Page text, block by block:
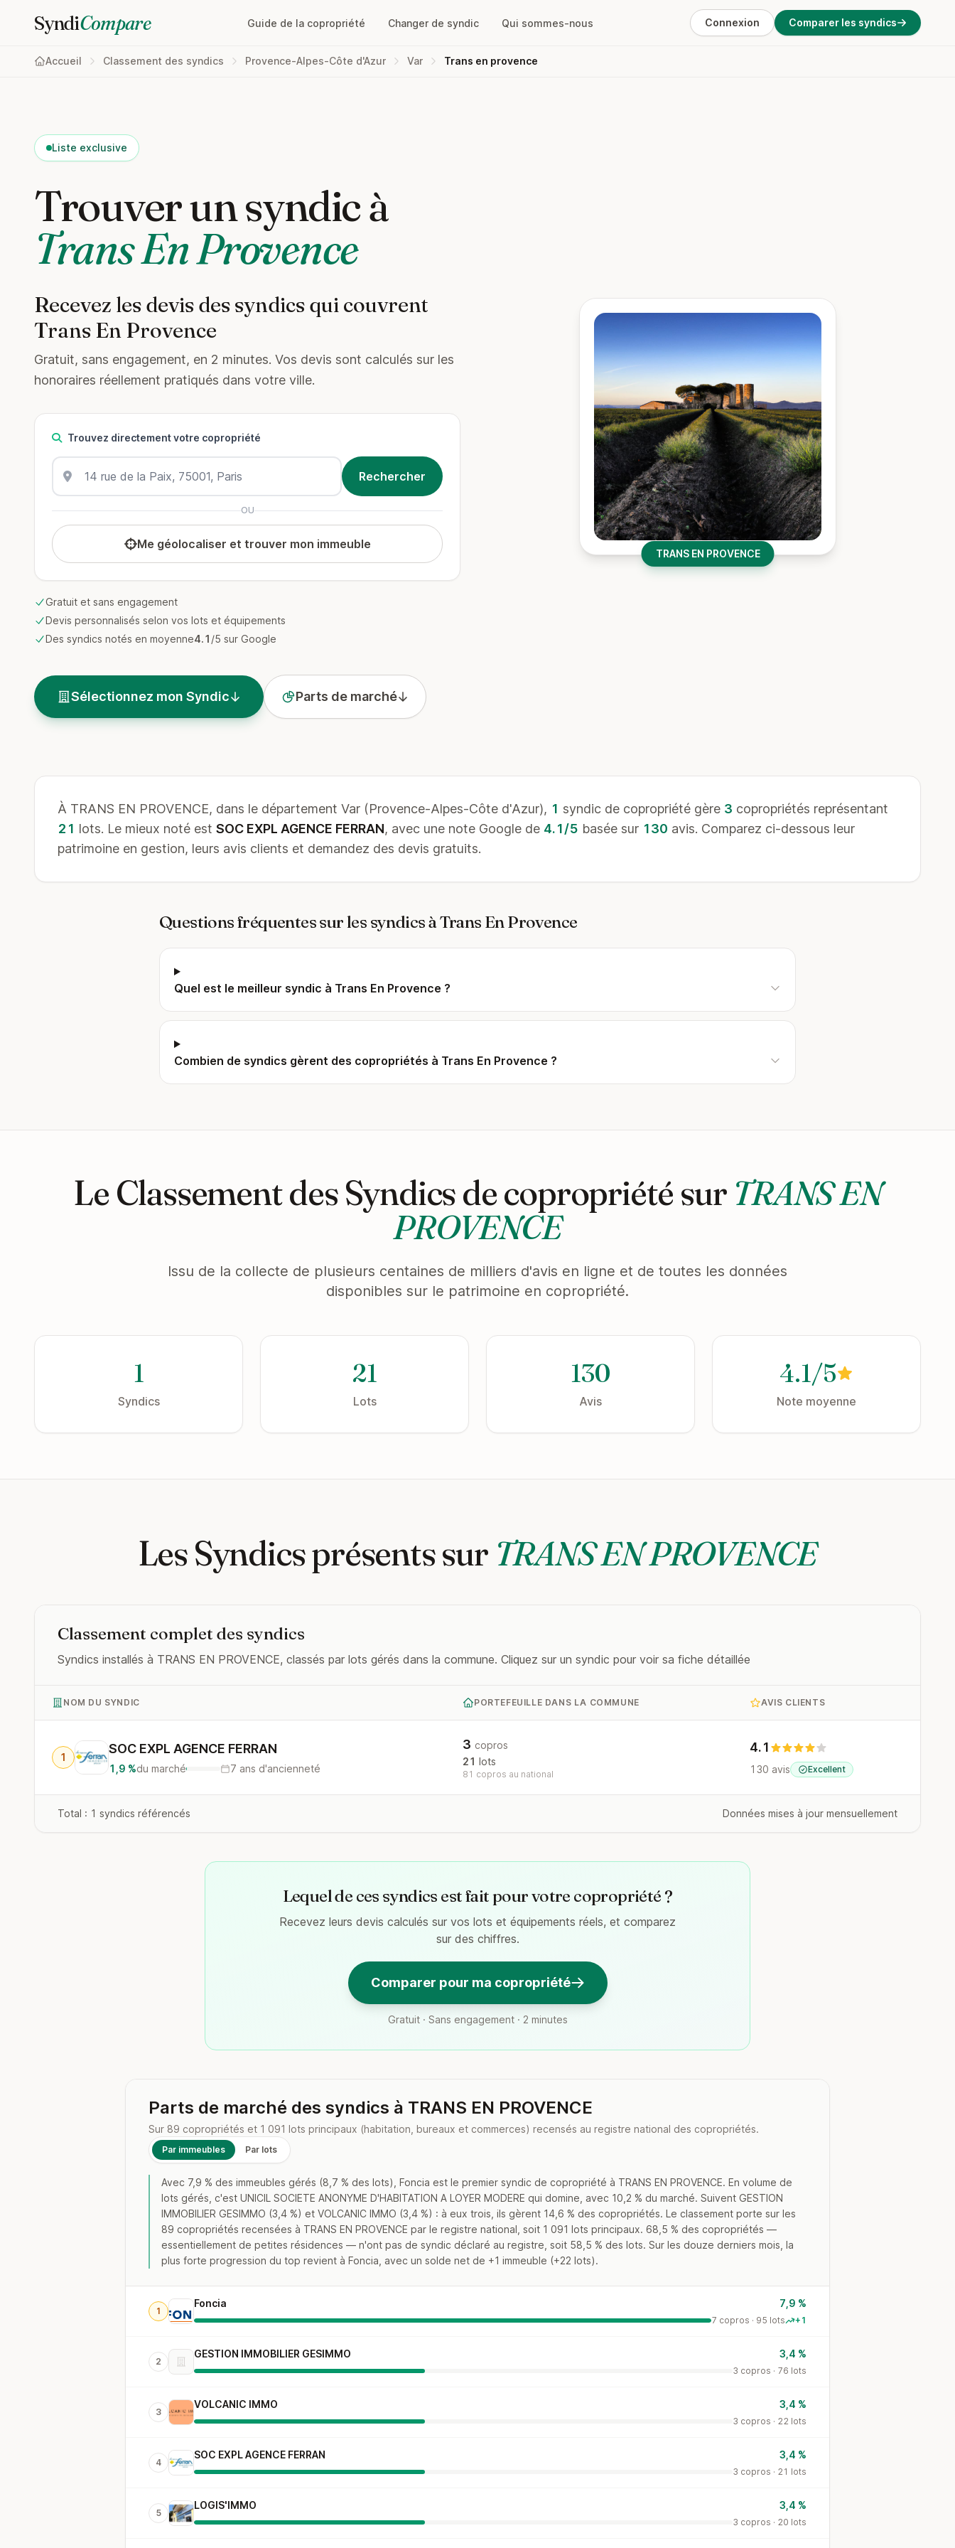
SyndiCompare Guide de la copropriété Changer de syndic Qui sommes-nous Connexion Comparer les syndics
Accueil Classement des syndics Provence-Alpes-Côte d'Azur Var Trans en provence
Liste exclusive
Trouver un syndic à
Trans En Provence
Recevez les devis des syndics qui couvrent
Trans En Provence
Gratuit, sans engagement, en 2 minutes. Vos devis sont calculés sur les
honoraires réellement pratiqués dans votre ville.
Trouvez directement votre copropriété
OU
Me géolocaliser et trouver mon immeuble
Gratuit et sans engagement
Devis personnalisés selon vos lots et équipements
Des syndics notés en moyenne4.1 /5 sur Google
Sélectionnez mon Syndic Parts de marché
TRANS EN PROVENCE
À TRANS EN PROVENCE, dans le département Var (Provence-Alpes-Côte d'Azur), 1 syndic de copropriété gère 3 copropriétés représentant
21 lots. Le mieux noté est SOC EXPL AGENCE FERRAN, avec une note Google de 4.1/5 basée sur 130 avis. Comparez ci-dessous leur
patrimoine en gestion, leurs avis clients et demandez des devis gratuits.
Questions fréquentes sur les syndics à Trans En Provence
Quel est le meilleur syndic à Trans En Provence ?
Combien de syndics gèrent des copropriétés à Trans En Provence ?
Le Classement des Syndics de copropriété sur TRANS EN
PROVENCE
Issu de la collecte de plusieurs centaines de milliers d'avis en ligne et de toutes les données
disponibles sur le patrimoine en copropriété.
1
Syndics
21
Lots
130
Avis
4.1/5
Note moyenne
Les Syndics présents sur TRANS EN PROVENCE
Classement complet des syndics
Syndics installés à TRANS EN PROVENCE, classés par lots gérés dans la commune. Cliquez sur un syndic pour voir sa fiche détaillée
NOM DU SYNDIC PORTEFEUILLE DANS LA COMMUNE AVIS CLIENTS
1
SOC EXPL AGENCE FERRAN
1,9 %du marché 7 ans d'ancienneté
3 copros
21 lots
81 copros au national
4.1
130 avis Excellent
Total : 1 syndics référencés Données mises à jour mensuellement
Lequel de ces syndics est fait pour votre copropriété ?
Recevez leurs devis calculés sur vos lots et équipements réels, et comparez
sur des chiffres.
Comparer pour ma copropriété
Gratuit · Sans engagement · 2 minutes
Parts de marché des syndics à TRANS EN PROVENCE
Sur 89 copropriétés et 1 091 lots principaux (habitation, bureaux et commerces) recensés au registre national des copropriétés.
Par immeubles Par lots
Avec 7,9 % des immeubles gérés (8,7 % des lots), Foncia est le premier syndic de copropriété à TRANS EN PROVENCE. En volume de
lots gérés, c'est UNICIL SOCIETE ANONYME D'HABITATION A LOYER MODERE qui domine, avec 10,2 % du marché. Suivent GESTION
IMMOBILIER GESIMMO (3,4 %) et VOLCANIC IMMO (3,4 %) : à eux trois, ils gèrent 14,6 % des copropriétés. Le classement porte sur les
89 copropriétés recensées à TRANS EN PROVENCE par le registre national, soit 1 091 lots principaux. 68,5 % des copropriétés —
essentiellement de petites résidences — n'ont pas de syndic déclaré au registre, soit 58,5 % des lots. Sur les douze derniers mois, la
plus forte progression du top revient à Foncia, avec un solde net de +1 immeuble (+22 lots).
1
Foncia 7,9 %
7 copros · 95 lots +1
2
GESTION IMMOBILIER GESIMMO 3,4 %
3 copros · 76 lots
3
VOLCANIC IMMO 3,4 %
3 copros · 22 lots
4
SOC EXPL AGENCE FERRAN 3,4 %
3 copros · 21 lots
5
LOGIS'IMMO 3,4 %
3 copros · 20 lots